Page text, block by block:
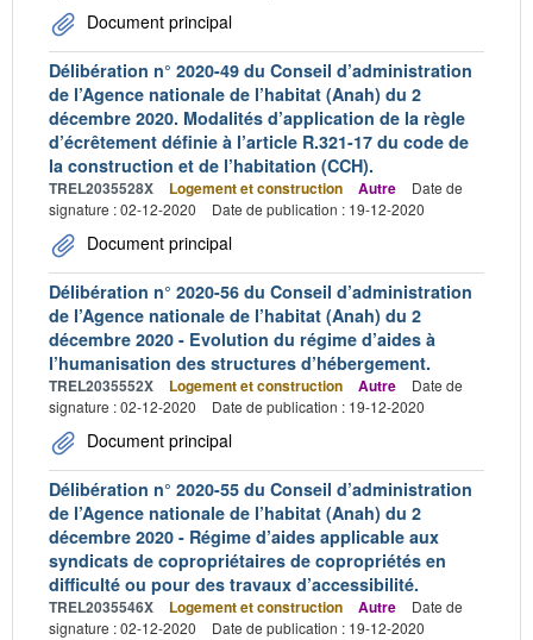
Document principal
Délibération n° 2020-49 du Conseil d’administration
de l’Agence nationale de l’habitat (Anah) du 2
décembre 2020. Modalités d’application de la règle
d’écrêtement définie à l’article R.321-17 du code de
la construction et de l’habitation (CCH).
TREL2035528X Logement et construction Autre
Date de
signature : 02-12-2020
Date de publication : 19-12-2020
Document principal
Délibération n° 2020-56 du Conseil d’administration
de l’Agence nationale de l’habitat (Anah) du 2
décembre 2020 - Evolution du régime d’aides à
l’humanisation des structures d’hébergement.
TREL2035552X Logement et construction Autre
Date de
signature : 02-12-2020
Date de publication : 19-12-2020
Document principal
Délibération n° 2020-55 du Conseil d’administration
de l’Agence nationale de l’habitat (Anah) du 2
décembre 2020 - Régime d’aides applicable aux
syndicats de copropriétaires de copropriétés en
difficulté ou pour des travaux d’accessibilité.
TREL2035546X Logement et construction Autre
Date de
signature : 02-12-2020
Date de publication : 19-12-2020